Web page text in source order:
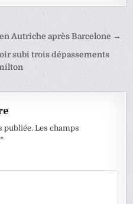
Autriche après Barcelone →
subi trois dépassements
publiée. Les champs
*